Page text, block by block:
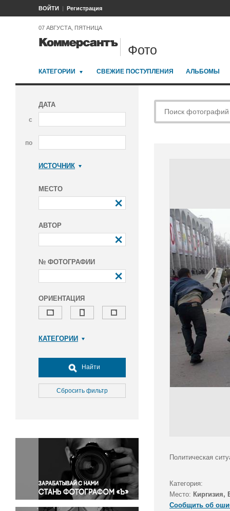
ВОЙТИ Регистрация
07 АВГУСТА, ПЯТНИЦА
Фото
КАТЕГОРИИ СВЕЖИЕ ПОСТУПЛЕНИЯ АЛЬБОМЫ
ДАТА
с
по
ИСТОЧНИК
МЕСТО
АВТОР
№ ФОТОГРАФИИ
ОРИЕНТАЦИЯ
КАТЕГОРИИ
Досуг, туризм и отдых
Культура
Медицина
Окружающая среда
Политика
Правосудие
Происшествия и конфликты
Религия
Светская жизнь
Найти
Сбросить фильтр
Политическая
Категория:
Место: Киргизия,
Сообщить об